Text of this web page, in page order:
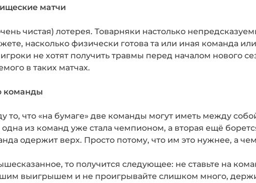
матчи
чистая) лотерея. Товарняки настолько
насколько физически готова та или иная команда
не хотят получить травмы перед началом нового
в таких матчах.
команды
то, что «на бумаге» две команды могут иметь между
из команд уже стала чемпионом, а вторая ещё
одержит верх. Просто потому, что им это нужнее, а
то получится следующее: не ставьте на
выигрышем и не проигрывайте слишком много,